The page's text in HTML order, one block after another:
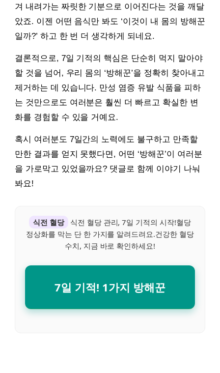
겨 내려가는 짜릿한 기분으로 이어진다는 것을 깨달
았죠. 이젠 어떤 음식만 봐도 ‘이것이 내 몸의 방해꾼
일까?’ 하고 한 번 더 생각하게 되네요.
결론적으로, 7일 기적의 핵심은 단순히 먹지 말아야
할 것을 넘어, 우리 몸의 ‘방해꾼’을 정확히 찾아내고
제거하는 데 있습니다. 만성 염증 유발 식품을 피하
는 것만으로도 여러분은 훨씬 더 빠르고 확실한 변
화를 경험할 수 있을 거예요.
혹시 여러분도 7일간의 노력에도 불구하고 만족할
만한 결과를 얻지 못했다면, 어떤 ‘방해꾼’이 여러분
을 가로막고 있었을까요? 댓글로 함께 이야기 나눠
봐요!
식전 혈당
식전 혈당 관리, 7일 기적의 시작!혈당
정상화를 막는 단 한 가지를 알려드려요.건강한 혈당
수치, 지금 바로 확인하세요!
7일 기적! 1가지 방해꾼